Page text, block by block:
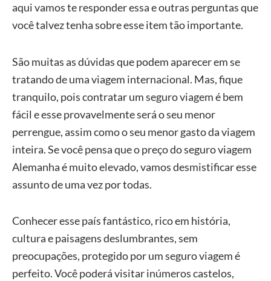
aqui vamos te responder essa e outras perguntas que
você talvez tenha sobre esse item tão importante.
São muitas as dúvidas que podem aparecer em se
tratando de uma viagem internacional. Mas, fique
tranquilo, pois contratar um seguro viagem é bem
fácil e esse provavelmente será o seu menor
perrengue, assim como o seu menor gasto da viagem
inteira. Se você pensa que o preço do seguro viagem
Alemanha é muito elevado, vamos desmistificar esse
assunto de uma vez por todas.
Conhecer esse país fantástico, rico em história,
cultura e paisagens deslumbrantes, sem
preocupações, protegido por um seguro viagem é
perfeito. Você poderá visitar inúmeros castelos,